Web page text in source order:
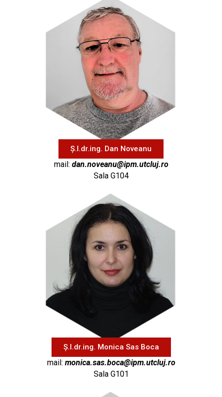
Ș.l.dr.ing. Dan Noveanu
mail: dan.noveanu@ipm.utcluj.ro
Sala G104
Ș.l.dr.ing. Monica Sas Boca
mail: monica.sas.boca@ipm.utcluj.ro
Sala G101